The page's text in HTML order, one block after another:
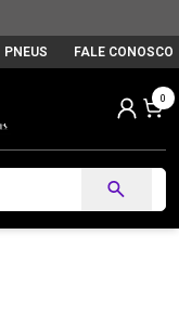
PNEUS FALE CONOSCO
0